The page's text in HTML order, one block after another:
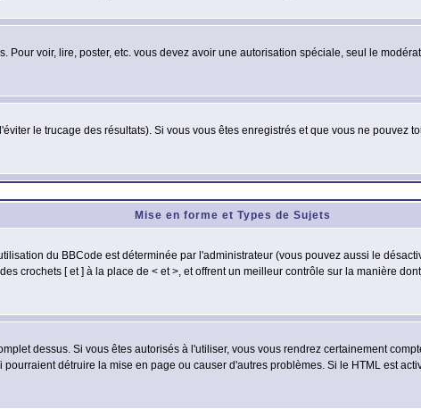
voir, lire, poster, etc. vous devez avoir une autorisation spéciale, seul le
le trucage des résultats). Si vous vous êtes enregistrés et que vous ne pouvez
Mise en forme et Types de Sujets
du BBCode est déterminée par l'administrateur (vous pouvez aussi le
crochets [ et ] à la place de < et >, et offrent un meilleur contrôle sur la manière
dessus. Si vous êtes autorisés à l'utiliser, vous vous rendrez certainement
détruire la mise en page ou causer d'autres problèmes. Si le HTML est